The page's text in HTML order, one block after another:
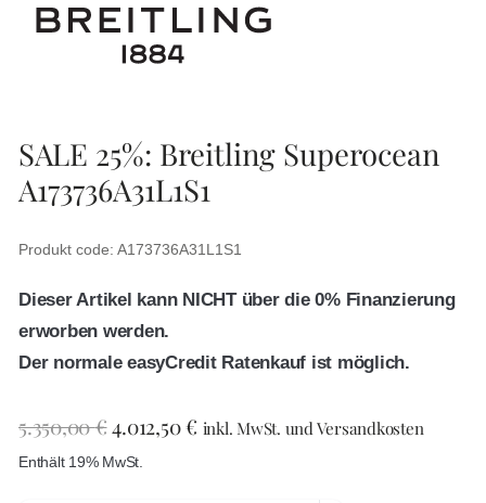
SALE 25%: Breitling Superocean
A173736A31L1S1
Produkt code: A173736A31L1S1
Dieser Artikel kann NICHT über die 0% Finanzierung
erworben werden.
Der normale easyCredit Ratenkauf ist möglich.
5.350,00€4.012,50€ inkl. MwSt. und Versandkosten
Enthält 19% MwSt.